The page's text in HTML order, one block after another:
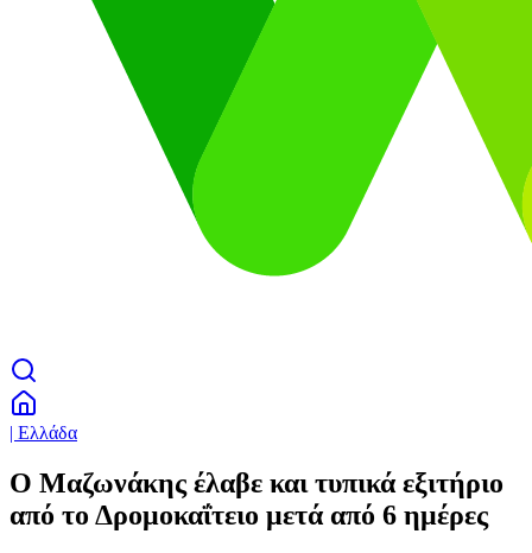
| Ελλάδα
Ο Μαζωνάκης έλαβε και τυπικά εξιτήριο
από το Δρομοκαΐτειο μετά από 6 ημέρες